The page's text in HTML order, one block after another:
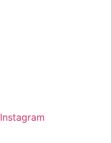
Instagram